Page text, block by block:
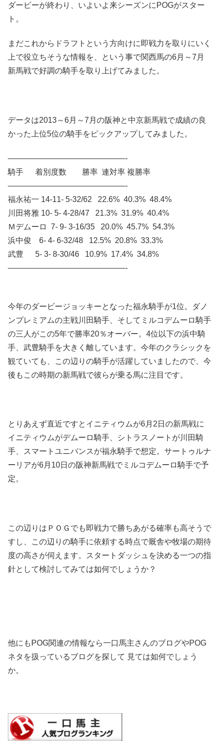
ダービーが終わり、いよいよ来シーズンにPOGがスター
ト。
まだこれからドラフトという方向けに即戦力を取りにいく
上で役立ちそうな情報を、という事で関西馬の6月～7月
新馬戦で好調の騎手を取り上げてみました。
データは2013～6月～7月の阪神と中京新馬戦で成績の良
かった上位5位の騎手をピックアップしてみました。
———————————————-
騎手 着別度数 勝率 連対率 複勝率
———————————————-
福永祐一 14-11- 5-32/62 22.6% 40.3% 48.4%
川田将雅 10- 5- 4-28/47 21.3% 31.9% 40.4%
Ｍデムーロ 7- 9- 3-16/35 20.0% 45.7% 54.3%
浜中俊 6- 4- 6-32/48 12.5% 20.8% 33.3%
武豊 5- 3- 8-30/46 10.9% 17.4% 34.8%
———————————————-
今年のダービージョッキーとなった福永騎手が1位。ダノ
ンプレミアムの主戦川田騎手、そしてミルコデムーロ騎手
の三人がこの5年で勝率20％オーバー。4位以下の浜中騎
手、武豊騎手を大きく離しています。今年のクラシックを
観ていても、この辺りの騎手が活躍していましたので、今
後もこの時期の新馬戦で彼らが乗る馬に注目です。
とりあえず直近ですとイニティウムが6月2日の新馬戦に
イニティウムがデムーロ騎手、シトラスノートが川田騎
手、スマートユニバンスが福永騎手で想定。サートゥルナ
ーリアが6月10日の阪神新馬戦でミルコデムーロ騎手で予
定。
この辺りはＰＯＧでも即戦力で勝ちあがる確率も高そうで
すし、この辺りの騎手に依頼する時点で厩舎や牧場の期待
度の高さが伺えます。スタートダッシュを決める一つの指
針として検討してみては如何でしょうか？
他にもPOG関連の情報なら一口馬主さんのブログやPOG
ネタを扱っているブログを探して 見ては如何でしょう
か。